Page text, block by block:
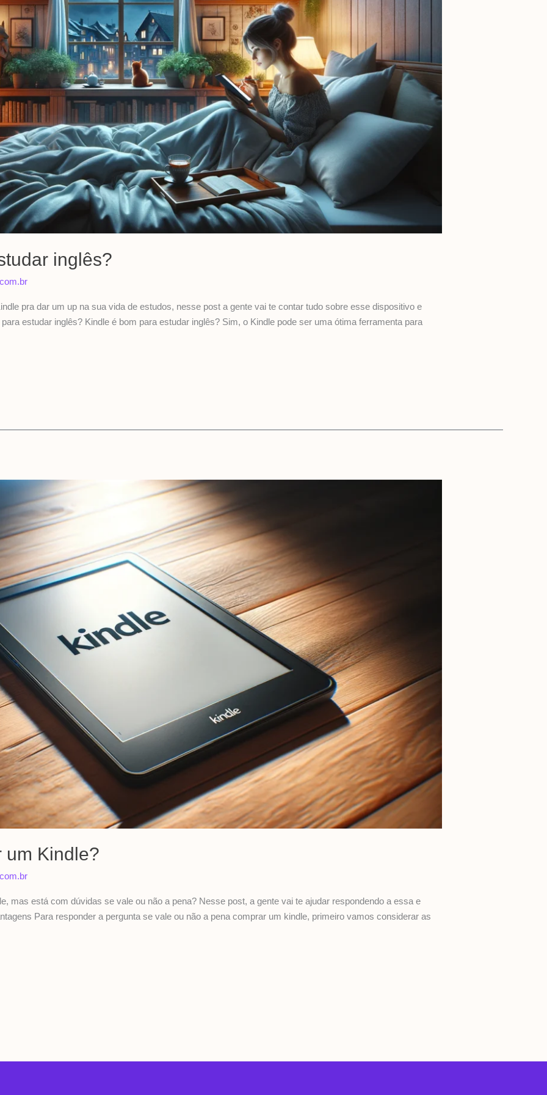
inglês?
pra dar um up na sua vida de estudos, nesse post a gente vai te contar tudo sobre esse dispositivo e
estudar inglês? Kindle é bom para estudar inglês? Sim, o Kindle pode ser uma ótima ferramenta para
um Kindle?
mas está com dúvidas se vale ou não a pena? Nesse post, a gente vai te ajudar respondendo a essa e
Para responder a pergunta se vale ou não a pena comprar um kindle, primeiro vamos considerar as